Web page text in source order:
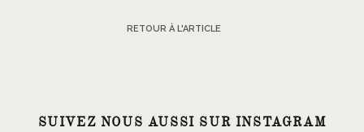
RETOUR À L'ARTICLE
SUIVEZ NOUS AUSSI SUR INSTAGRAM